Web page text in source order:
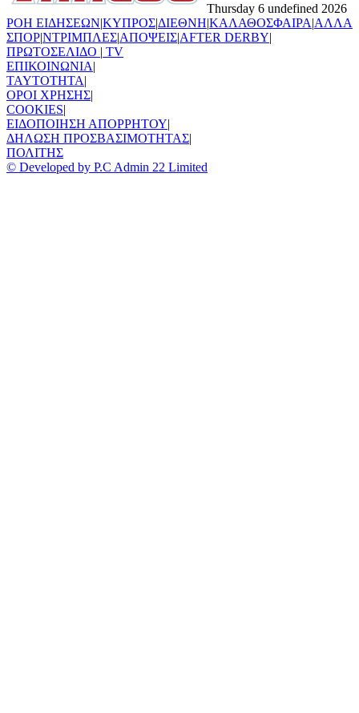
Thursday 6 undefined 2026
ΡΟΗ ΕΙΔΗΣΕΩΝ|ΚΥΠΡΟΣ|ΔΙΕΘΝΗ|ΚΑΛΑΘΟΣΦΑΙΡΑ|ΑΛΛΑ
ΣΠΟΡ|ΝΤΡΙΜΠΛΕΣ|ΑΠΟΨΕΙΣ|AFTER DERBY|
ΠΡΩΤΟΣΕΛΙΔΟ | TV
ΕΠΙΚΟΙΝΩΝΙΑ|
TAYTOTHTA|
ΟΡΟΙ ΧΡΗΣΗΣ|
COOKIES|
ΕΙΔΟΠΟΙΗΣΗ ΑΠΟΡΡΗΤΟΥ|
ΔΗΛΩΣΗ ΠΡΟΣΒΑΣΙΜΟΤΗΤΑΣ|
ΠΟΛΙΤΗΣ
© Developed by P.C Admin 22 Limited